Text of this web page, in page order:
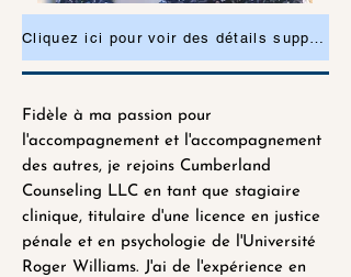
Fidèle à ma passion pour
l'accompagnement et l'accompagnement
des autres, je rejoins Cumberland
Counseling LLC en tant que stagiaire
clinique, titulaire d'une licence en justice
pénale et en psychologie de l'Université
Roger Williams. J'ai de l'expérience en